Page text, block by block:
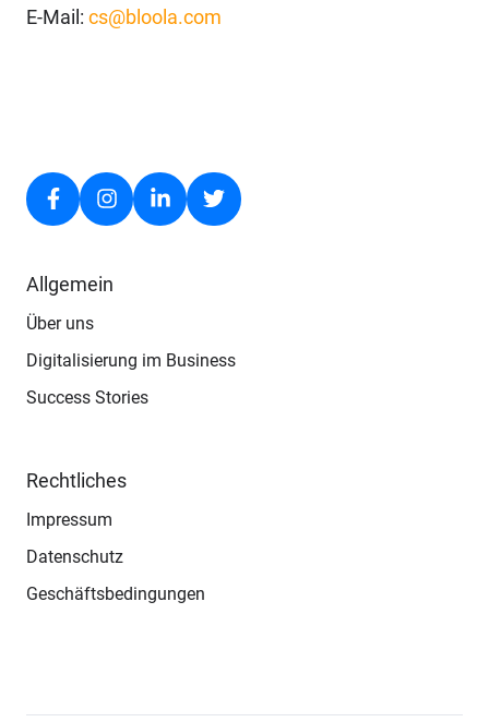
E-Mail: cs@bloola.com
Allgemein
Über uns
Digitalisierung im Business
Success Stories
Rechtliches
Impressum
Datenschutz
Geschäftsbedingungen